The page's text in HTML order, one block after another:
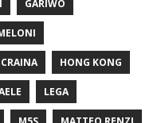
GARIWO
HONG KONG
LEGA